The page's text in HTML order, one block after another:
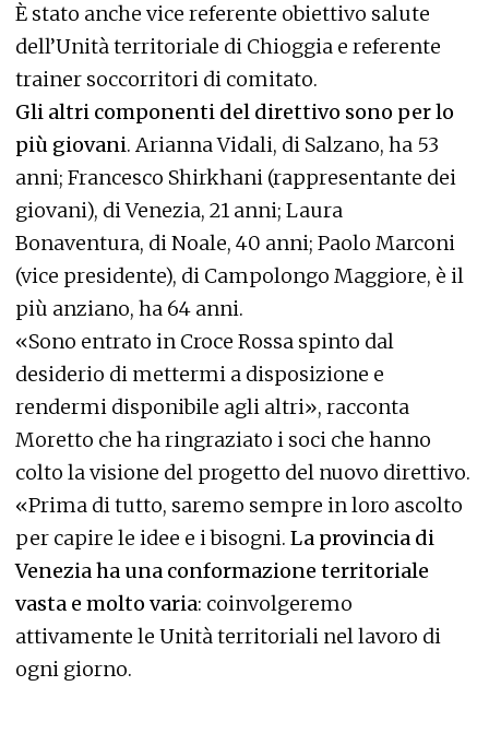
È stato anche vice referente obiettivo salute
dell’Unità territoriale di Chioggia e referente
trainer soccorritori di comitato.
Gli altri componenti del direttivo sono per lo
più giovani. Arianna Vidali, di Salzano, ha 53
anni; Francesco Shirkhani (rappresentante dei
giovani), di Venezia, 21 anni; Laura
Bonaventura, di Noale, 40 anni; Paolo Marconi
(vice presidente), di Campolongo Maggiore, è il
più anziano, ha 64 anni.
«Sono entrato in Croce Rossa spinto dal
desiderio di mettermi a disposizione e
rendermi disponibile agli altri», racconta
Moretto che ha ringraziato i soci che hanno
colto la visione del progetto del nuovo direttivo.
«Prima di tutto, saremo sempre in loro ascolto
per capire le idee e i bisogni. La provincia di
Venezia ha una conformazione territoriale
vasta e molto varia: coinvolgeremo
attivamente le Unità territoriali nel lavoro di
ogni giorno.